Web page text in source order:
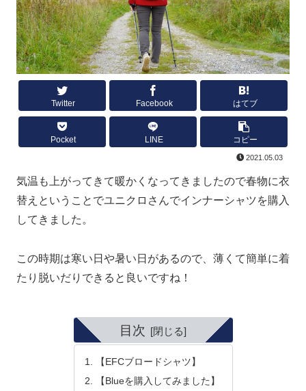
Twitter Facebook はてブ
Pocket LINE コピー
2021.05.03
気温も上がってきて暖かくなってきましたので春物に衣
替えということでユニクロさんでインナーシャツを購入
してきました。
この時期は寒い日や暑い日があるので、薄くて簡単に着
たり脱いだりできると良いですね！
目次
【EFCブロードシャツ】
【Blueを購入してみました】